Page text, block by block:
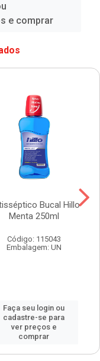
e comprar
Bucal Hillo
Menta 250ml
Código: 115043
Embalagem: UN
Faça seu login ou
cadastre-se para
ver preços e
comprar